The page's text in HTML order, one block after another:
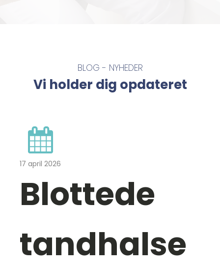
BLOG - NYHEDER
Vi holder dig opdateret
17 april 2026
Blottede
tandhalse